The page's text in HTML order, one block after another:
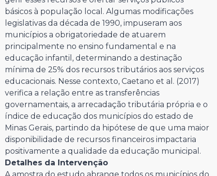
básicos à população local. Algumas modificações
legislativas da década de 1990, impuseram aos
municípios a obrigatoriedade de atuarem
principalmente no ensino fundamental e na
educação infantil, determinando a destinação
mínima de 25% dos recursos tributários aos serviços
educacionais. Nesse contexto, Caetano et al. (2017)
verifica a relação entre as transferências
governamentais, a arrecadação tributária própria e o
índice de educação dos municípios do estado de
Minas Gerais, partindo da hipótese de que uma maior
disponibilidade de recursos financeiros impactaria
positivamente a qualidade da educação municipal.
Detalhes da Intervenção